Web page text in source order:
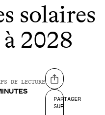
solaires
2028
DE LECTURE Partager sur
PARTAGER
SUR